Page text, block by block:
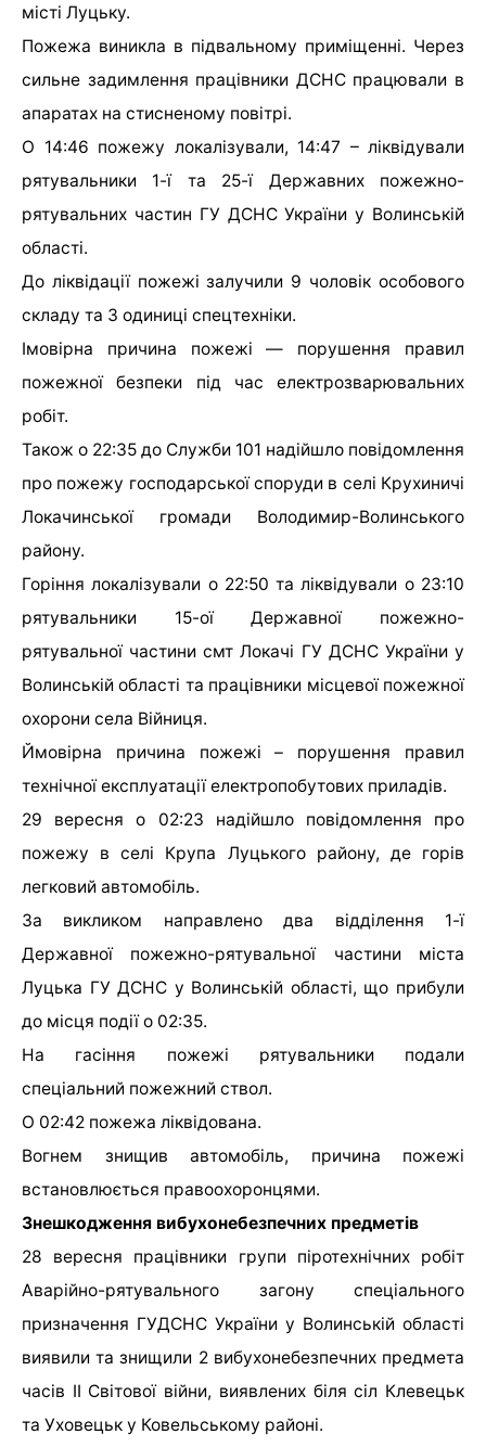
місті Луцьку.
Пожежа виникла в підвальному приміщенні. Через
сильне задимлення працівники ДСНС працювали в
апаратах на стисненому повітрі.
О 14:46 пожежу локалізували, 14:47 – ліквідували
рятувальники 1-ї та 25-ї Державних пожежно-
рятувальних частин ГУ ДСНС України у Волинській
області.
До ліквідації пожежі залучили 9 чоловік особового
складу та 3 одиниці спецтехніки.
Імовірна причина пожежі — порушення правил
пожежної безпеки під час електрозварювальних
робіт.
Також о 22:35 до Служби 101 надійшло повідомлення
про пожежу господарської споруди в селі Крухиничі
Локачинської громади Володимир-Волинського
району.
Горіння локалізували о 22:50 та ліквідували о 23:10
рятувальники 15-ої Державної пожежно-
рятувальної частини смт Локачі ГУ ДСНС України у
Волинській області та працівники місцевої пожежної
охорони села Війниця.
Ймовірна причина пожежі – порушення правил
технічної експлуатації електропобутових приладів.
29 вересня о 02:23 надійшло повідомлення про
пожежу в селі Крупа Луцького району, де горів
легковий автомобіль.
За викликом направлено два відділення 1-ї
Державної пожежно-рятувальної частини міста
Луцька ГУ ДСНС у Волинській області, що прибули
до місця події о 02:35.
На гасіння пожежі рятувальники подали
спеціальний пожежний ствол.
О 02:42 пожежа ліквідована.
Вогнем знищив автомобіль, причина пожежі
встановлюється правоохоронцями.
Знешкодження вибухонебезпечних предметів
28 вересня працівники групи піротехнічних робіт
Аварійно-рятувального загону спеціального
призначення ГУДСНС України у Волинській області
виявили та знищили 2 вибухонебезпечних предмета
часів ІІ Світової війни, виявлених біля сіл Клевецьк
та Уховецьк у Ковельському районі.